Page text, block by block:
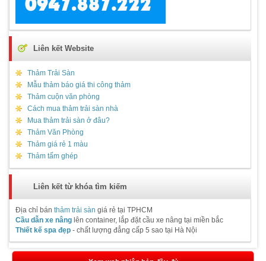
Liên kết Website
Thảm Trải Sàn
Mẫu thảm báo giá thi công thảm
Thảm cuộn văn phòng
Cách mua thảm trải sàn nhà
Mua thảm trải sàn ở đâu?
Thảm Văn Phòng
Thảm giá rẻ 1 màu
Thảm tấm ghép
Liên kết từ khóa tìm kiếm
Địa chỉ bán thảm trải sàn giá rẻ tại TPHCM
Cầu dẫn xe nâng lên container, lắp đặt cầu xe nâng tại miền bắc
Thiết kế spa đẹp - chất lượng đẳng cấp 5 sao tại Hà Nội